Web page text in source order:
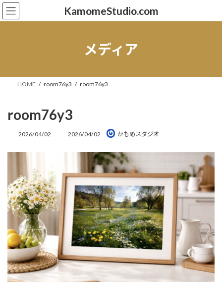
コ
ン
ナ
ビ
KamomeStudio.com
メディア
HOME room76y3 room76y3
room76y3
2026/04/02
最
時
2026/04/02 かもめスタジオ